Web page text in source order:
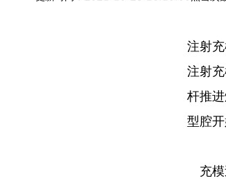
注射
注射
杆推
型腔
充